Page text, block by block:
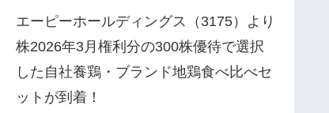
エーピーホールディングス（3175）より
株2026年3月権利分の300株優待で選択
した自社養鶏・ブランド地鶏食べ比べセ
ットが到着！